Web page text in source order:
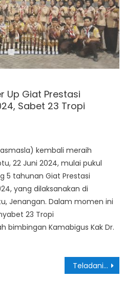
Up Giat Prestasi
Sabet 23 Tropi
kembali meraih
22 Juni 2024, mulai pukul
5 tahunan Giat Prestasi
yang dilaksanakan di
Jenangan. Dalam momen ini
23 Tropi
bimbingan Kamabigus Kak Dr.
Teladani Perjuangan Pahlawan dan Sambut Bulan Bahasa, OSIS SMASLA Helat Apel Peringatan dan Lomba